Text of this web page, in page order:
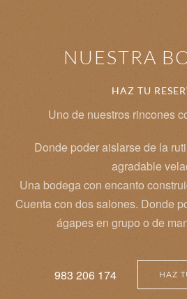
NUESTRA
HAZ TU
Uno de nuestros rincones
Donde poder aislarse de la
agradable
Una bodega con encanto
Cuenta con dos salones. Donde
ágapes en grupo o de
983 206 174 HAZ